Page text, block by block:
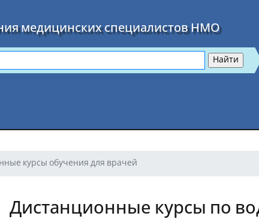
медицинских специалистов НМО
курсы обучения для врачей
Дистанционные курсы по